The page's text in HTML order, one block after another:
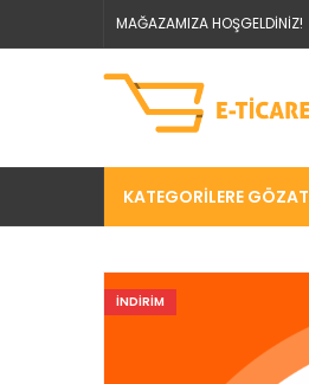
MAĞAZAMIZA HOŞGELDİNİZ!
KATEGORILERE GÖZAT
INDIRIM